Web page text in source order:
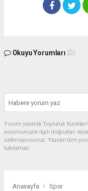
Okuyu Yorumları (0)
Yorum yazarak Topluluk
yorumunuzla ilgili doğrudan
üstleniyorsunuz. Yazılan tüm
tutulamaz.
Anasayfa Spor